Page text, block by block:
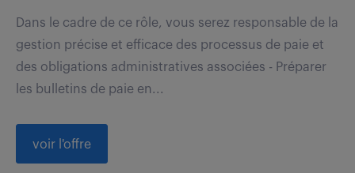
Dans le cadre de ce rôle, vous serez responsable de la
gestion précise et efficace des processus de paie et
des obligations administratives associées - Préparer
les bulletins de paie en...
voir l'offre